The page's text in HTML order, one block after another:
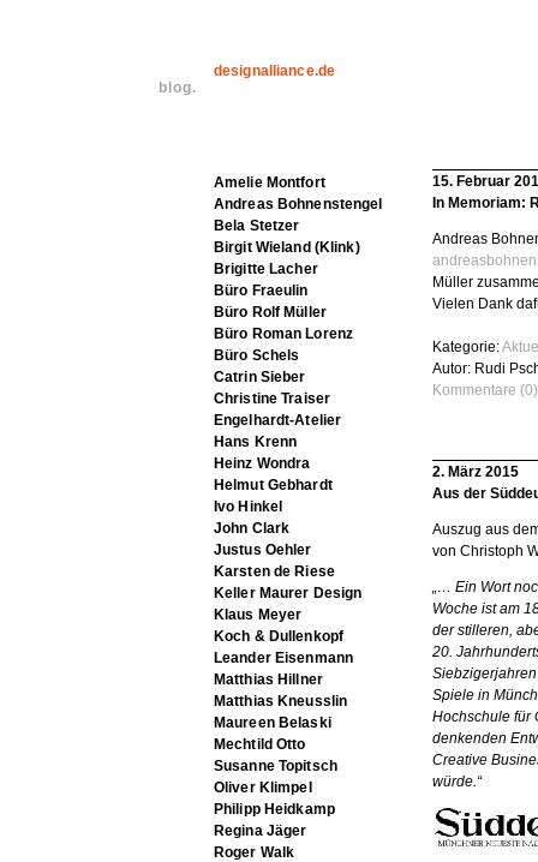
blog.
designalliance.de
15. Februar
In Memoriam:
Andreas
Müller
Vielen Dank
Kategorie:
Autor: Rudi
Kommentare (0)
2. März 2015
Aus der
Auszug aus
von Christoph
„… Ein Wort
Woche ist am
der stilleren,
20.
Spiele in
Hochschule für
denkenden
Creative
würde.“
Amelie Montfort
Andreas Bohnenstengel
Bela Stetzer
Birgit Wieland (Klink)
Brigitte Lacher
Büro Fraeulin
Büro Rolf Müller
Büro Roman Lorenz
Büro Schels
Catrin Sieber
Christine Traiser
Engelhardt-Atelier
Hans Krenn
Heinz Wondra
Helmut Gebhardt
Ivo Hinkel
John Clark
Justus Oehler
Karsten de Riese
Keller Maurer Design
Klaus Meyer
Koch & Dullenkopf
Leander Eisenmann
Matthias Hillner
Matthias Kneusslin
Maureen Belaski
Mechtild Otto
Susanne Topitsch
Oliver Klimpel
Philipp Heidkamp
Regina Jäger
Roger Walk